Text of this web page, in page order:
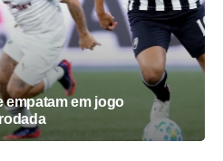
empatam em jogo